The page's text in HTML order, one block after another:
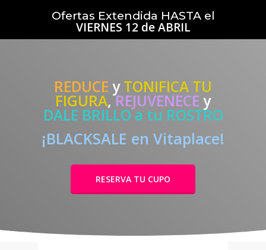
main
Ofertas Extendida HASTA el
VIERNES 12 de ABRIL
REDUCE yTONIFICA TU
FIGURA,REJUVENECE y
DALE BRILLO a tu ROSTRO
¡BLACKSALE en Vitaplace!
RESERVA TU CUPO